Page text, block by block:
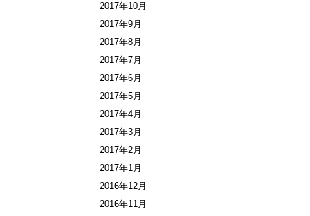
2017年10月
2017年9月
2017年8月
2017年7月
2017年6月
2017年5月
2017年4月
2017年3月
2017年2月
2017年1月
2016年12月
2016年11月